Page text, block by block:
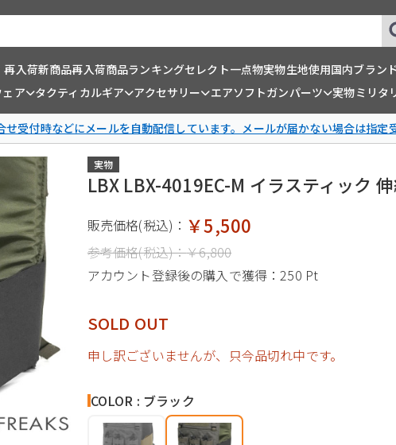
再入荷新商品再入荷商品ランキングセレクト一点物実物生地使用国内ブラン
ア タクティカルギア アクセサリー エアソフトガンパーツ 実物ミリタ
せ受付時などにメールを自動配信しています。メールが届かない場合は指定
実物
LBX LBX-4019EC-M イラスティック
販売価格(税込)： ￥5,500
参考価格(税込)：￥6,800
アカウント登録後の購入で獲得：250 Pt
SOLD OUT
申し訳ございませんが、只今品切れ中です。
COLOR : ブラック